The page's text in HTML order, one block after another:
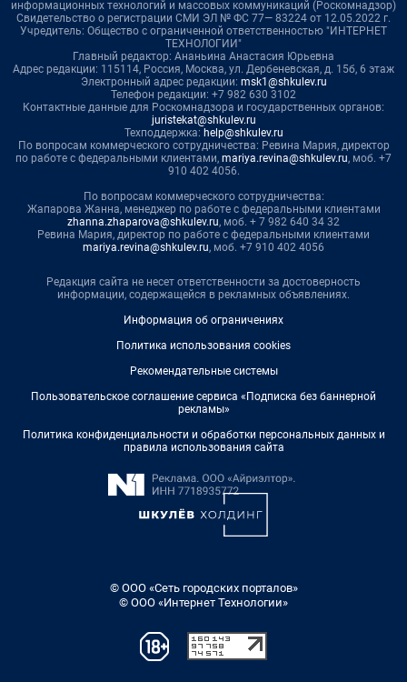
информационных технологий и массовых коммуникаций (Роскомнадзор)
Свидетельство о регистрации СМИ ЭЛ № ФС 77— 83224 от 12.05.2022 г.
Учредитель: Общество с ограниченной ответственностью "ИНТЕРНЕТ
ТЕХНОЛОГИИ"
Главный редактор: Ананьина Анастасия Юрьевна
Адрес редакции: 115114, Россия, Москва, ул. Дербеневская, д. 15б, 6 этаж
Электронный адрес редакции: msk1@shkulev.ru
Телефон редакции: +7 982 630 3102
Контактные данные для Роскомнадзора и государственных органов:
juristekat@shkulev.ru
Техподдержка: help@shkulev.ru
По вопросам коммерческого сотрудничества: Ревина Мария, директор
по работе с федеральными клиентами, mariya.revina@shkulev.ru, моб. +7
910 402 4056.
По вопросам коммерческого сотрудничества:
Жапарова Жанна, менеджер по работе с федеральными клиентами
zhanna.zhaparova@shkulev.ru, моб. + 7 982 640 34 32
Ревина Мария, директор по работе с федеральными клиентами
mariya.revina@shkulev.ru, моб. +7 910 402 4056
Редакция сайта не несет ответственности за достоверность
информации, содержащейся в рекламных объявлениях.
Информация об ограничениях
Политика использования cookies
Рекомендательные системы
Пользовательское соглашение сервиса «Подписка без баннерной
рекламы»
Политика конфиденциальности и обработки персональных данных и
правила использования сайта
© ООО «Сеть городских порталов»
© ООО «Интернет Технологии»